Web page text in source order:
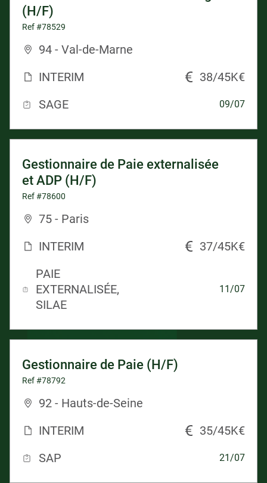
(H/F)
Ref #78529
94 - Val-de-Marne
INTERIM
38/45K€
SAGE
09/07
Gestionnaire de Paie externalisée
et ADP (H/F)
Ref #78600
75 - Paris
INTERIM
37/45K€
PAIE
EXTERNALISÉE,
SILAE
11/07
Gestionnaire de Paie (H/F)
Ref #78792
92 - Hauts-de-Seine
INTERIM
35/45K€
SAP
21/07